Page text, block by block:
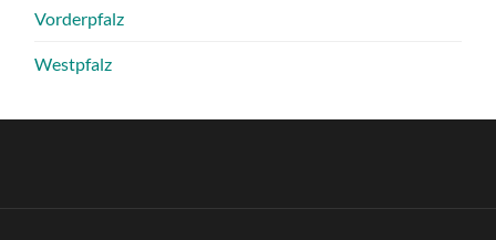
Vorderpfalz
Westpfalz